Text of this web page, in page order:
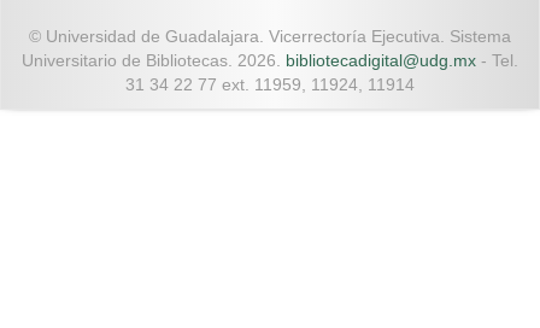
© Universidad de Guadalajara. Vicerrectoría Ejecutiva. Sistema
Universitario de Bibliotecas. 2026. bibliotecadigital@udg.mx - Tel.
31 34 22 77 ext. 11959, 11924, 11914